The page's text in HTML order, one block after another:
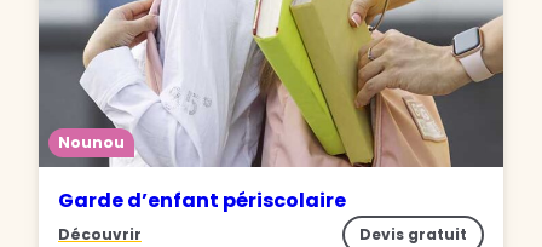
Nounou
Garde d’enfant périscolaire
Découvrir Devis gratuit